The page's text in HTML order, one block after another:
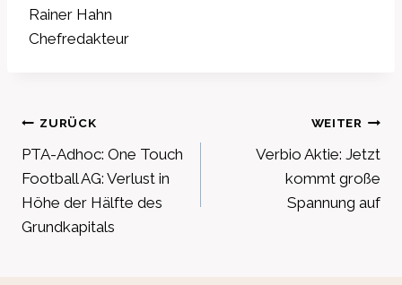
Rainer Hahn
Chefredakteur
Beitragsnavigation
ZURÜCK
PTA-Adhoc: One Touch
Football AG: Verlust in
Höhe der Hälfte des
Grundkapitals
WEITER
Verbio Aktie: Jetzt
kommt große
Spannung auf